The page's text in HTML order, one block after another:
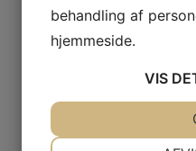
Ågård United
Kvindeholdet (fra +30 år)
Sjov motion for kvinder +50
Kor
behandling af
hjemmeside.
VIS